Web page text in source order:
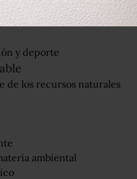
y deporte
de los recursos naturales
ambiental